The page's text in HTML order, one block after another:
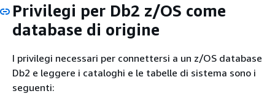
Privilegi per Db2 z/OS come
database di origine
I privilegi necessari per connettersi a un z/OS database
Db2 e leggere i cataloghi e le tabelle di sistema sono i
seguenti: